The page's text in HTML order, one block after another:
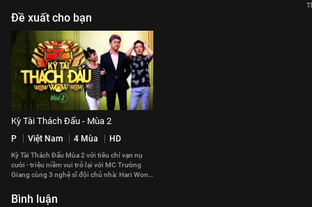
Đề xuất cho bạn
Kỳ Tài Thách Đấu - Mùa 2
P Việt Nam 4 Mùa HD
Kỳ Tài Thách Đấu Mùa 2 với tiêu chí vạn nụ
cười - triệu niềm vui trở lại với MC Trường
Giang cùng 3 nghệ sĩ đội chủ nhà: Hari Won,
Bình luận